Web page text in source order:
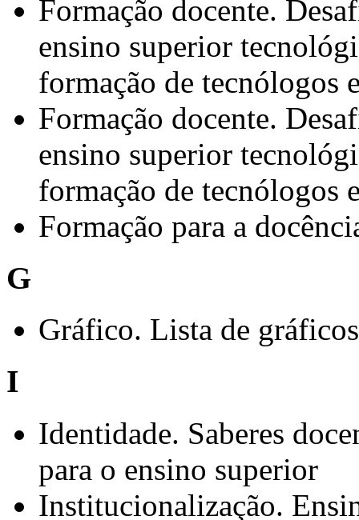
Formação docente.
ensino superior
formação de tecnólogos
Formação docente.
ensino superior
formação de tecnólogos
Formação para a
G
Gráfico. Lista de gráficos
I
Identidade. Saberes
para o ensino superior
Institucionalização.